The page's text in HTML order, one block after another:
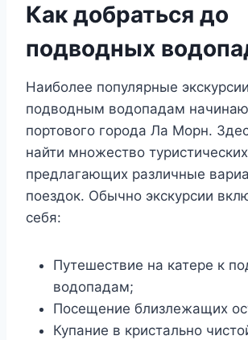
Как добраться до
подводных
Наиболее популярные
подводным водопадам
портового города Ла Морн.
найти множество
предлагающих различные
поездок. Обычно экскурсии
себя:
Путешествие на катере к
водопадам;
Посещение близлежащих
Купание в кристально